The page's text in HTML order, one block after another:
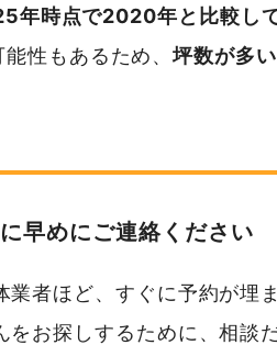
年時点で2020年と比較し
能性もあるため、坪数が多
早めにご連絡ください
者ほど、すぐに予約が埋
をお探しするために、相談